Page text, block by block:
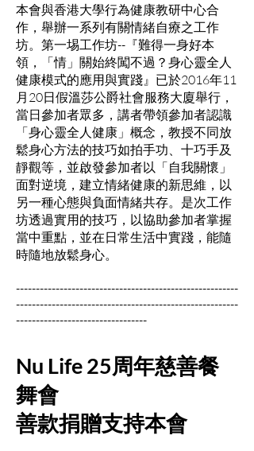
本會與香港大學行為健康教研中心合
作，舉辦一系列有關情緒自療之工作
坊。第一埸工作坊--『難得一身好本
領，「情」關始終闖不過？身心靈全人
健康模式的應用與實踐』已於2016年11
月20日假溫莎公爵社會服務大廈舉行，
當日參加者眾多，講者帶領參加者認識
「身心靈全人健康」概念，教授不同放
鬆身心方法的技巧如拍手功、十巧手及
靜觀等，並啟發參加者以「自我關懷」
面對逆境，建立情緒健康的新思維，以
另一種心態與負面情緒共存。是次工作
坊透過實用的技巧，以協助參加者掌握
當中重點，並在日常生活中實踐，能隨
時隨地放鬆身心。
--------------------------------------------------------
--------------------------------------------------------
---------------------------------
Nu Life 25周年慈善餐
舞會
善款捐贈支持本會